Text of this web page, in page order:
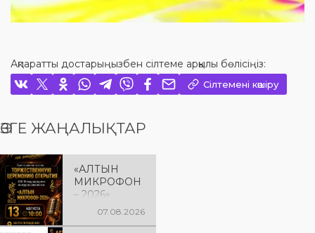
Ақпаратты достарыңызбен сілтеме арқылы бөлісіңіз:
Сілтемені көшіру
ӨЗГЕ ЖАҢАЛЫҚТАР
«АЛТЫН
МИКРОФОН
– 2026»
БАЙҚАУЫН
07.08.2026